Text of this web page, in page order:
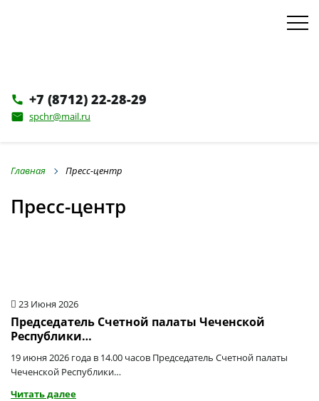
phone +7 (8712) 22-28-29
email spchr@mail.ru
Главная Пресс-центр
Пресс-центр
23 Июня 2026
Председатель Счетной палаты Чеченской
Республики…
19 июня 2026 года в 14.00 часов Председатель Счетной палаты
Чеченской Республики…
Читать далее